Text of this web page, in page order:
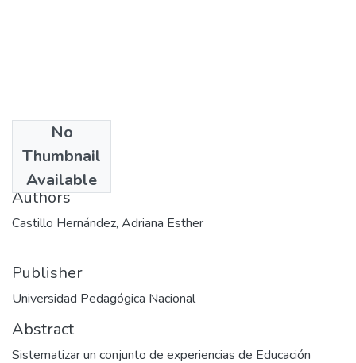
No
Thumbnail
Available
1995-04
Authors
Castillo Hernández, Adriana Esther
Publisher
Universidad Pedagógica Nacional
Abstract
Sistematizar un conjunto de experiencias de Educación